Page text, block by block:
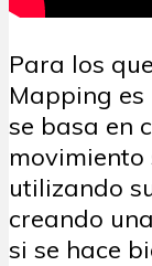
Para los
Mapping
se basa en
movimiento
utilizando
creando
si se hace